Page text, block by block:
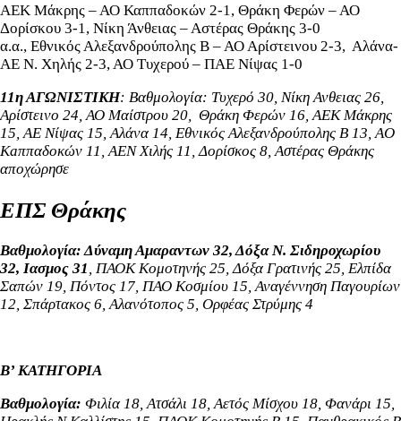
ΑΕΚ Μάκρης – ΑΟ Καππαδοκών 2-1, Θράκη Φερών – ΑΟ
Δορίσκου 3-1, Νίκη Άνθειας – Αστέρας Θράκης 3-0
α.α., Εθνικός Αλεξανδρούπολης Β – ΑΟ Αρίστεινου 2-3, Αλάνα-
ΑΕ Ν. Χηλής 2-3, ΑΟ Τυχερού – ΠΑΕ Νίψας 1-0
11η ΑΓΩΝΙΣΤΙΚΗ: Βαθμολογία: Τυχερό 30, Νίκη Ανθειας 26,
Αρίστεινο 24, ΑΟ Μαίστρου 20, Θράκη Φερών 16, ΑΕΚ Μάκρης
15,ΑΕ Νίψας 15, Αλάνα 14, Eθνικός Αλεξανδρούπολης Β 13, AO
Kaππαδοκών 11, ΑΕΝ Χιλής 11, Δορίσκος 8, Aστέρας Θράκης
αποχώρησε
ΕΠΣ Θράκης
Βαθμολογία: Δύναμη Αμαραντων 32, Δόξα Ν. Σιδηροχωρίου
32, Ιασμος 31, ΠΑΟΚ Κομοτηνής 25, Δόξα Γρατινής 25, Ελπίδα
Σαπών 19, Πόντος 17, ΠΑΟ Κοσμίου 15, Αναγέννηση Παγουρίων
12, Σπάρτακος 6, Αλανότοπος 5, Ορφέας Στρύμης 4
Β’ ΚΑΤΗΓΟΡΙΑ
Bαθμολογία: Φιλία 18, Ατσάλι 18, Αετός Μίσχου 18, Φανάρι 15,